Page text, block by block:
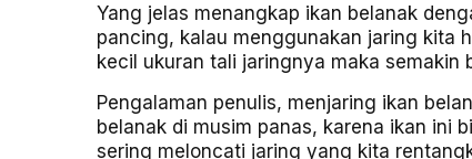
Yang jelas menangkap ikan belanak
pancing, kalau menggunakan jaring kita
kecil ukuran tali jaringnya maka semakin
Pengalaman penulis, menjaring ikan
belanak di musim panas, karena ikan ini
sering meloncati jaring yang kita